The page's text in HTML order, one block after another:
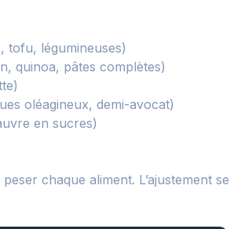
tofu, légumineuses)
quinoa, pâtes complètes)
oléagineux, demi-avocat)
en sucres)
chaque aliment. L’ajustement se